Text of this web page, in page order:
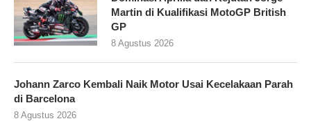
Martin di Kualifikasi MotoGP British
GP
8 Agustus 2026
Johann Zarco Kembali Naik Motor Usai Kecelakaan Parah
di Barcelona
8 Agustus 2026